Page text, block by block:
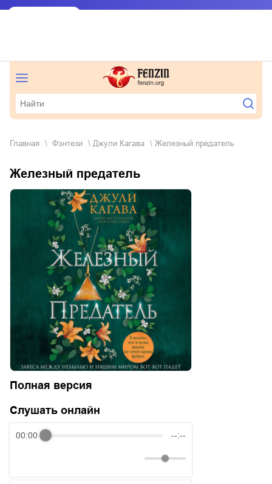
Главная фэнтези Джули Кагава Железный предатель
Железный предатель
Полная версия
Слушать онлайн
00:00 --:--